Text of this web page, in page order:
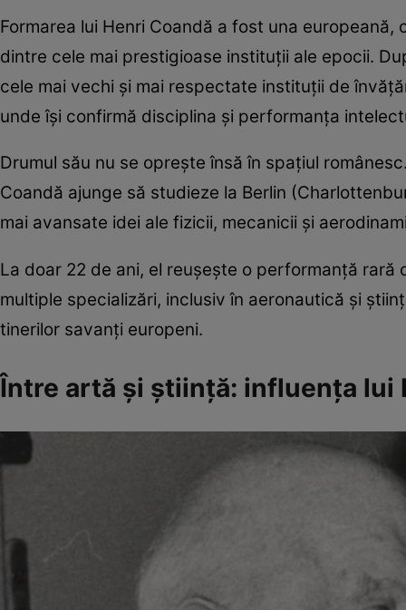
Formarea lui Henri Coandă a fost una
dintre cele mai prestigioase instituții ale epocii.
cele mai vechi și mai respectate instituții de
unde își confirmă disciplina și performanța
Drumul său nu se oprește însă în spațiul
Coandă ajunge să studieze la Berlin
mai avansate idei ale fizicii, mecanicii și
La doar 22 de ani, el reușește o performanță
multiple specializări, inclusiv în aeronautică și
tinerilor savanți europeni.
Între artă și știință: influența lui